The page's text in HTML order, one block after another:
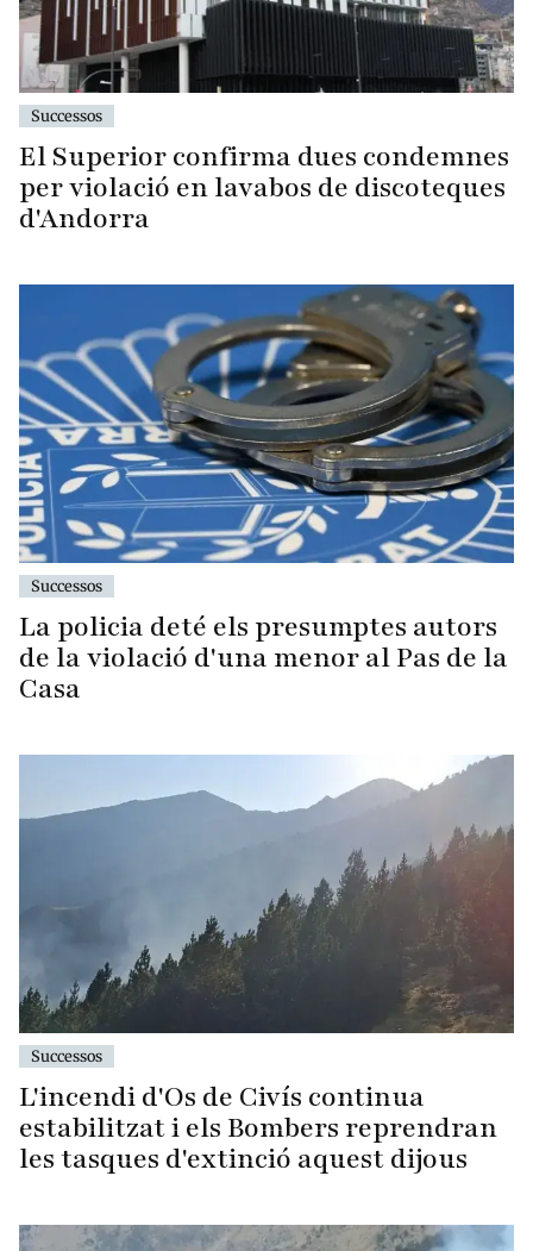
Successos
El Superior confirma dues condemnes
per violació en lavabos de discoteques
d'Andorra
Successos
La policia deté els presumptes autors
de la violació d'una menor al Pas de la
Casa
Successos
L'incendi d'Os de Civís continua
estabilitzat i els Bombers reprendran
les tasques d'extinció aquest dijous